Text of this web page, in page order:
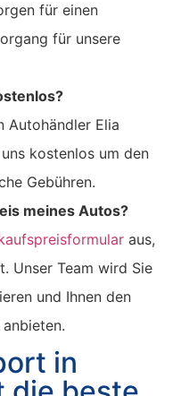
für einen
für unsere
Autohändler Elia
kostenlos um den
Gebühren.
meines Autos?
aus,
Unser Team wird Sie
und Ihnen den
in